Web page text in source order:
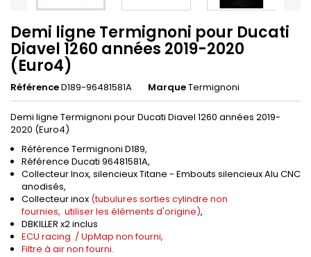
Demi ligne Termignoni pour Ducati
Diavel 1260 années 2019-2020
(Euro4)
RéférenceD189-96481581A MarqueTermignoni
Demi ligne Termignoni pour Ducati Diavel 1260 années 2019-
2020 (Euro4)
Référence Termignoni D189,
Référence Ducati 96481581A,
Collecteur Inox, silencieux Titane - Embouts silencieux Alu CNC
anodisés,
Collecteur inox (tubulures sorties cylindre non
fournies, utiliser les éléments d'origine),
DBKILLER x2 inclus
ECU racing / UpMap non fourni,
Filtre à air non fourni.